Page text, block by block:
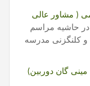
( مشاور عالی
در حاشیه مراسم
و کلنگزنی مدرسه
گان دوربین)